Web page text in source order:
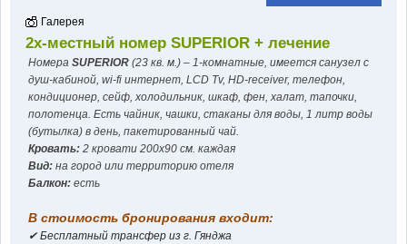
Галерея
2х-местный номер SUPERIOR + лечение
Номера SUPERIOR (23 кв. м.) – 1-комнатные, имеется санузел с
душ-кабиной, wi-fi интернет, LCD Tv, HD-receiver, телефон,
кондиционер, сейф, холодильник, шкаф, фен, халат, тапочки,
полотенца. Есть чайник, чашки, стаканы для воды, 1 литр воды
(бутылка) в день, пакетированный чай.
Кровать: 2 кровати 200x90 см. каждая
Вид: на город или территорию отеля
Балкон: есть
В стоимость бронирования входит:
✔ Бесплатный трансфер из г. Гянджа